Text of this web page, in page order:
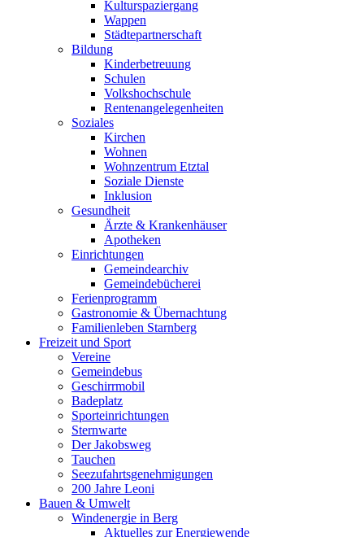
Kulturspaziergang
Wappen
Städtepartnerschaft
Bildung
Kinderbetreuung
Schulen
Volkshochschule
Rentenangelegenheiten
Soziales
Kirchen
Wohnen
Wohnzentrum Etztal
Soziale Dienste
Inklusion
Gesundheit
Ärzte & Krankenhäuser
Apotheken
Einrichtungen
Gemeindearchiv
Gemeindebücherei
Ferienprogramm
Gastronomie & Übernachtung
Familienleben Starnberg
Freizeit und Sport
Vereine
Gemeindebus
Geschirrmobil
Badeplatz
Sporteinrichtungen
Sternwarte
Der Jakobsweg
Tauchen
Seezufahrtsgenehmigungen
200 Jahre Leoni
Bauen & Umwelt
Windenergie in Berg
Aktuelles zur Energiewende